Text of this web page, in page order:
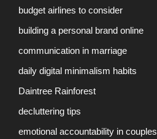
budget airlines to consider
building a personal brand online
communication in marriage
daily digital minimalism habits
Daintree Rainforest
decluttering tips
emotional accountability in couples